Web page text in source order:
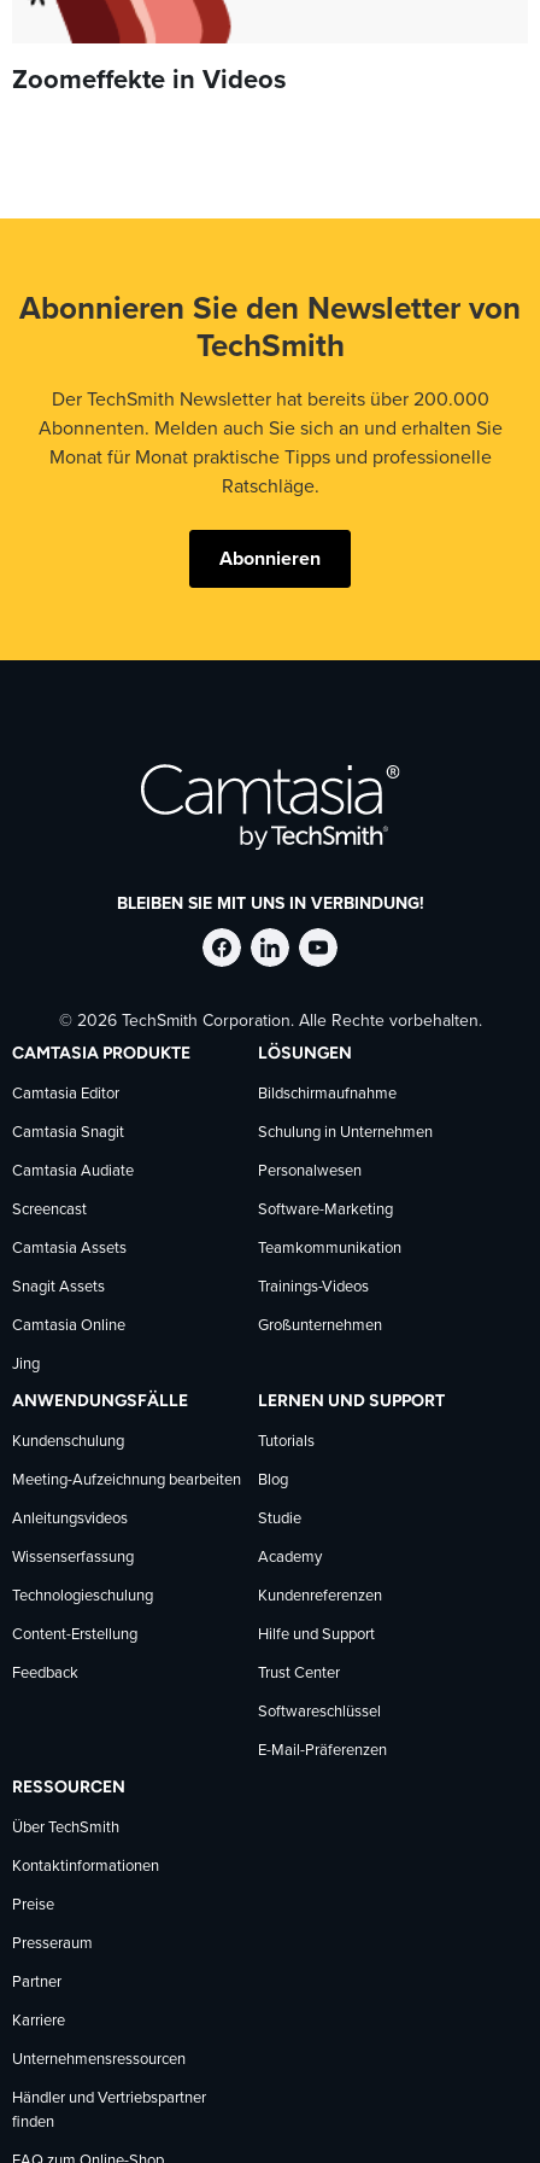
Zoomeffekte in Videos
Abonnieren Sie den Newsletter von
TechSmith
Der TechSmith Newsletter hat bereits über 200.000
Abonnenten. Melden auch Sie sich an und erhalten Sie
Monat für Monat praktische Tipps und professionelle
Ratschläge.
Abonnieren
BLEIBEN SIE MIT UNS IN VERBINDUNG!
TechSmith
auf
Facebook
folgen
TechSmith
auf
LinkedIn
folgen
TechSmith
auf
YouTube
folgen
© 2026 TechSmith Corporation. Alle Rechte vorbehalten.
CAMTASIA PRODUKTE
Camtasia Editor
Camtasia Snagit
Camtasia Audiate
Screencast
Camtasia Assets
Snagit Assets
Camtasia Online
Jing
LÖSUNGEN
Bildschirmaufnahme
Schulung in Unternehmen
Personalwesen
Software-Marketing
Teamkommunikation
Trainings-Videos
Großunternehmen
ANWENDUNGSFÄLLE
Kundenschulung
Meeting-Aufzeichnung bearbeiten
Anleitungsvideos
Wissenserfassung
Technologieschulung
Content-Erstellung
Feedback
LERNEN UND SUPPORT
Tutorials
Blog
Studie
Academy
Kundenreferenzen
Hilfe und Support
Trust Center
Softwareschlüssel
E-Mail-Präferenzen
RESSOURCEN
Über TechSmith
Kontaktinformationen
Preise
Presseraum
Partner
Karriere
Unternehmensressourcen
Händler und Vertriebspartner
finden